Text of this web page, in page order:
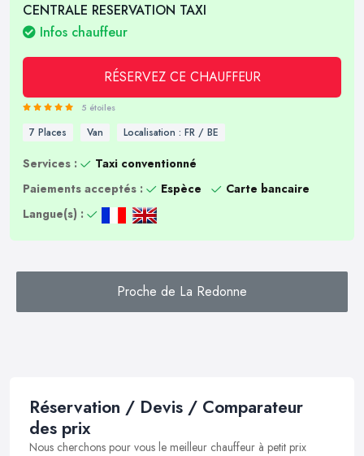
CENTRALE RESERVATION TAXI
Infos chauffeur
RÉSERVEZ CE CHAUFFEUR
5 étoiles
7 Places Van Localisation : FR / BE
Services :
Taxi conventionné
Paiements acceptés :
Espèce
Carte bancaire
Langue(s) :
Proche de La Redonne
Réservation / Devis / Comparateur
des prix
Nous cherchons pour vous le meilleur chauffeur à petit prix